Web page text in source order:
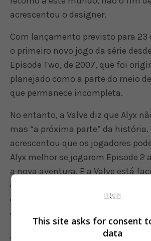
acrescentou o designer.
Com lançamento previsto para 23
o primeiro novo jogo da série
Episode Two, de 2007, que foi
planejado como a parte do meio
que permanece incompleta.
No entanto, a Valve diz que Alyx
mas “a próxima parte” da história.
acrescentou que os jogadores
Alyx melhor se jogarem Episode 2
a nova aventura. E a Valve está
dar os dois primeiros jogos de Half-
expansões gratuitamente pela
chegada de Alyx.
A Valve mostrou
10 minutos de
This site asks for consent
data